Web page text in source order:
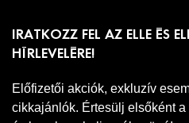
IRATKOZZ FEL AZ ELLE ÉS
HÍRLEVELÉRE!
Előfizetői akciók, exkluzív
cikkajánlók. Értesülj elsőként